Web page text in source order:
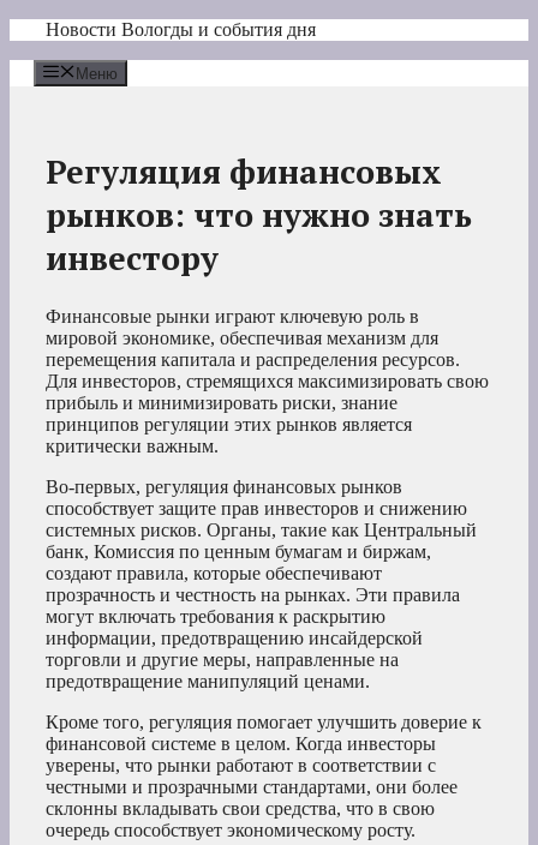
Перейти
содержимому
Новости Вологды и события дня
Меню
Регуляция финансовых
рынков: что нужно знать
инвестору
Финансовые рынки играют ключевую роль в
мировой экономике, обеспечивая механизм для
перемещения капитала и распределения ресурсов.
Для инвесторов, стремящихся максимизировать свою
прибыль и минимизировать риски, знание
принципов регуляции этих рынков является
критически важным.
Во-первых, регуляция финансовых рынков
способствует защите прав инвесторов и снижению
системных рисков. Органы, такие как Центральный
банк, Комиссия по ценным бумагам и биржам,
создают правила, которые обеспечивают
прозрачность и честность на рынках. Эти правила
могут включать требования к раскрытию
информации, предотвращению инсайдерской
торговли и другие меры, направленные на
предотвращение манипуляций ценами.
Кроме того, регуляция помогает улучшить доверие к
финансовой системе в целом. Когда инвесторы
уверены, что рынки работают в соответствии с
честными и прозрачными стандартами, они более
склонны вкладывать свои средства, что в свою
очередь способствует экономическому росту.